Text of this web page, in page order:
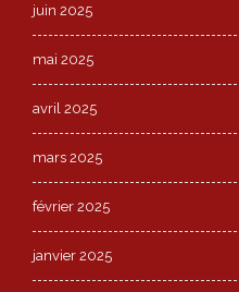
juin 2025
mai 2025
avril 2025
mars 2025
février 2025
janvier 2025